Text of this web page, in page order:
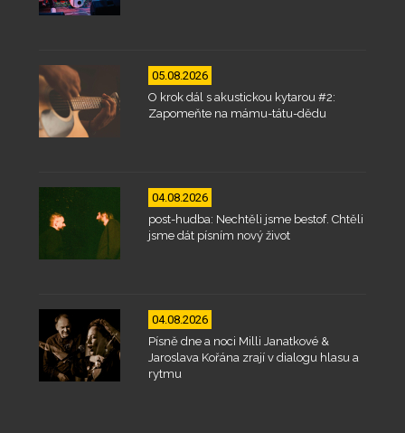
05.08.2026
O krok dál s akustickou kytarou #2:
Zapomeňte na mámu-tátu-dědu
04.08.2026
post-hudba: Nechtěli jsme bestof. Chtěli
jsme dát písním nový život
04.08.2026
Písně dne a noci Milli Janatkové &
Jaroslava Kořána zrají v dialogu hlasu a
rytmu